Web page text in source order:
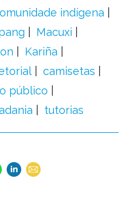
indígena
Macuxi
Kariña
camisetas
público
tutorias